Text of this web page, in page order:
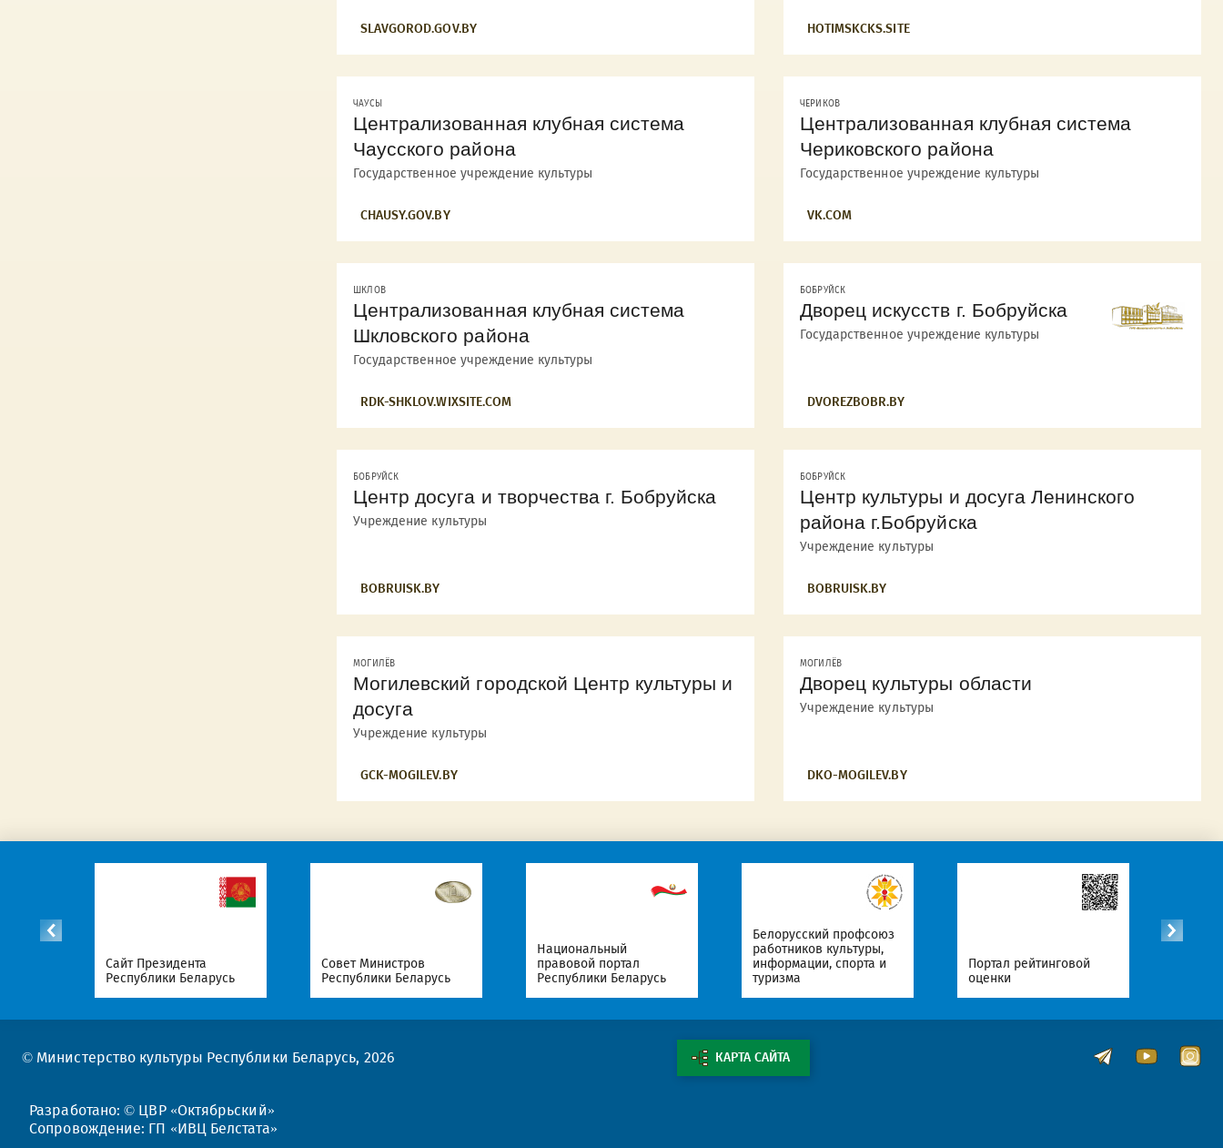
SLAVGOROD.GOV.BY HOTIMSKCKS.SITE
ЧАУСЫ
Централизованная клубная система
Чаусского района
Государственное учреждение культуры
CHAUSY.GOV.BY
ЧЕРИКОВ
Централизованная клубная система
Чериковского района
Государственное учреждение культуры
VK.COM
ШКЛОВ
Централизованная клубная система
Шкловского района
Государственное учреждение культуры
RDK-SHKLOV.WIXSITE.COM
БОБРУЙСК
Дворец искусств г. Бобруйска
Государственное учреждение культуры
DVOREZBOBR.BY
БОБРУЙСК
Центр досуга и творчества г. Бобруйска
Учреждение культуры
BOBRUISK.BY
БОБРУЙСК
Центр культуры и досуга Ленинского
района г.Бобруйска
Учреждение культуры
BOBRUISK.BY
МОГИЛЁВ
Могилевский городской Центр культуры и
досуга
Учреждение культуры
GCK-MOGILEV.BY
МОГИЛЁВ
Дворец культуры области
Учреждение культуры
DKO-MOGILEV.BY
Совет Министров
Республики Беларусь
правовой портал
Республики Беларусь
работников культуры,
информации, спорта и
туризма
Портал рейтинговой
оценки
Интернет-ресурсы
Республики Беларусь
© Министерство культуры Республики Беларусь, 2026 КАРТА САЙТА
Разработано: © ЦВР «Октябрьский»
Сопровождение: ГП «ИВЦ Белстата»